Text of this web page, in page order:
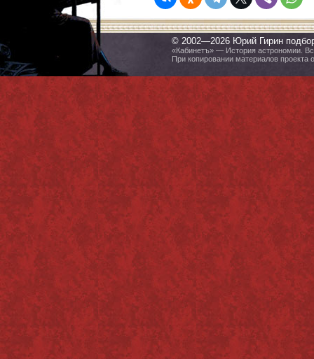
© 2002—2026 Юрий Гирин
«Кабинетъ» — История астрономии.
При копировании материалов проекта